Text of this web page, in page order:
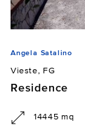
Angela Satalino
Vieste, FG
Residence
14445 mq